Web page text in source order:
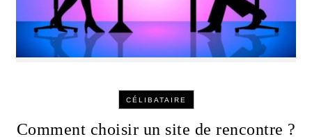
CÉLIBATAIRE
Comment choisir un site de rencontre ?